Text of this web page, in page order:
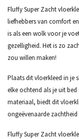
Fluffy Super Zacht
liefhebbers van comfort
is als een wolk voor je
gezelligheid. Het is zo
zou willen maken!
Plaats dit vloerkleed in je
elke ochtend als je uit
materiaal, biedt dit
ongeëvenaarde
Fluffy Super Zacht